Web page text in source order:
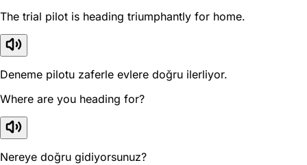
The trial pilot is heading triumphantly for home.
Deneme pilotu zaferle evlere doğru ilerliyor.
Where are you heading for?
Nereye doğru gidiyorsunuz?